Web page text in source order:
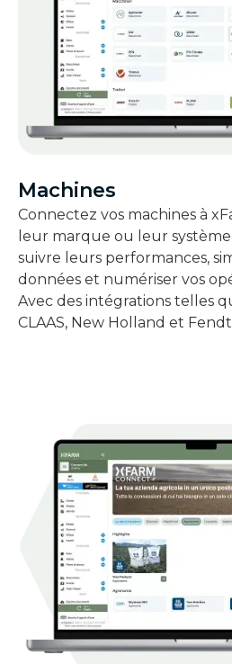
Machines
Connectez vos machines à
leur marque ou leur
suivre leurs performances,
données et numériser vos
Avec des intégrations telles
CLAAS, New Holland et